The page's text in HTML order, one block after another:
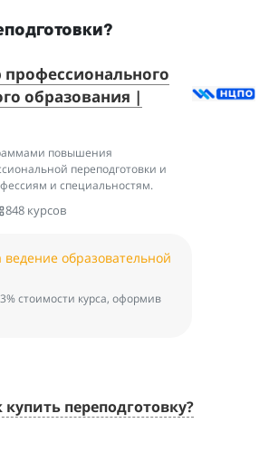
образования |
повышения
переподготовки и
и специальностям.
848 курсов
ведение образовательной
стоимости курса, оформив
купить переподготовку?